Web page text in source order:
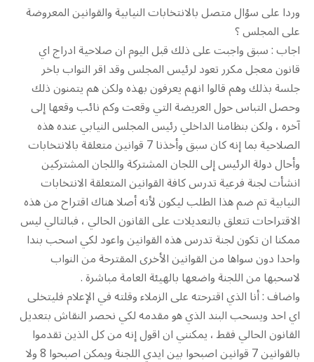
وردا على سؤال متصل بالانتخابات النيابية والقوانين المعروضة
على المجلس ؟
اجاب : سبق واجبت على ذلك قبل اليوم ان صلاحية ادراج اي
قانون معجل مكرر تعود لرئيس المجلس وقد اقر النواب باخر
جلسة بذلك وهم قالوا انهم يعرفون بهذه ولكن هم يتمنون ذلك
وحصل التباس حول العريضة التي وقعت وكم نائب وقعها إلى
آخره ، ولكن بنظامنا الداخلي رئيس المجلس النيابي عنده هذه
الصلاحية بما إنه كان سبق وأخذنا 7 قوانين متعلقة بالانتخابات
وأحال دولة الرئيس إلى اللجان المشتركة واللجان المشتركين
انشأت لجنة فرعية تدرس كافة القوانين المتعلقة الانتخابات
النيابية تم ضم هذا الطلب ليكون لأنه أصلا هناك اقتراح من هذه
الاقتراحات تتعلق بالتعديلات على القانون الحالي ، فبالتالي ليس
ممكنا ان تكون لجنة تدرس هذه القوانين واعود لكي اسحب بندا
واحدا دون سواها من القوانين الأخرى المقترحة من النواب
لاسحبها من اللجنة واضعها بالهيئة العامة مباشرة .
واضاف : أنا الذي اقترحته على الزملاء وقلته في الإعلام فليتخلى
اي احد ويسحب البند الذي هو مقدمه لكي نحصر النقاش بتعديل
القانون الحالي فقط ، يمكنني ان اقول إنه من كل الذين تقدموا
بالقوانين 7 قوانين اصبحوا بين ايدي اللجنة ويمكن اصبحوا 8 ولا